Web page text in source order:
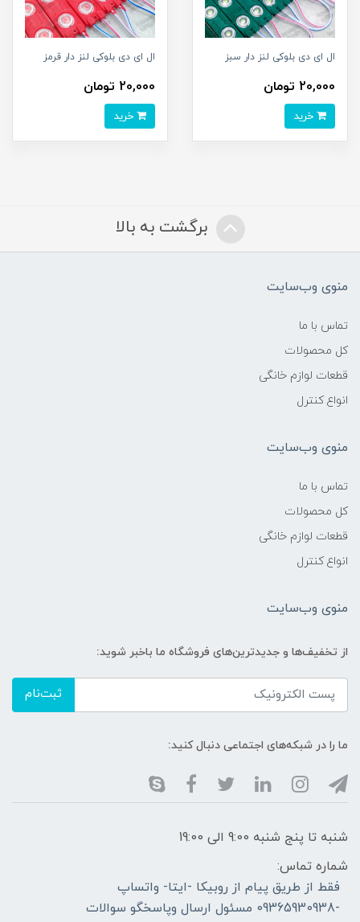
ال ای دی بلوکی لنز دار سبز
20,000 تومان
ال ای دی بلوکی لنز دار قرمز
20,000 تومان
برگشت به بالا
منوی وب‌سایت
تماس با ما
کل محصولات
قطعات لوازم خانگی
انواع کنترل
منوی وب‌سایت
تماس با ما
کل محصولات
قطعات لوازم خانگی
انواع کنترل
منوی وب‌سایت
از تخفیف‌ها و جدیدترین‌های فروشگاه ما باخبر شوید:
ثبت‌نام
ما را در شبکه‌های اجتماعی دنبال کنید:
شنبه تا پنج شنبه 9:00 الی 19:00
شماره تماس:
فقط از طریق پیام از روبیکا -ایتا- واتساپ
-09365930938 مسئول ارسال وپاسخگو سوالات